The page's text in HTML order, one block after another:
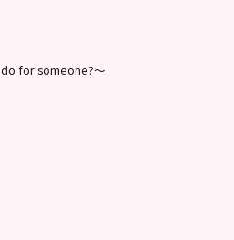
for someone?～